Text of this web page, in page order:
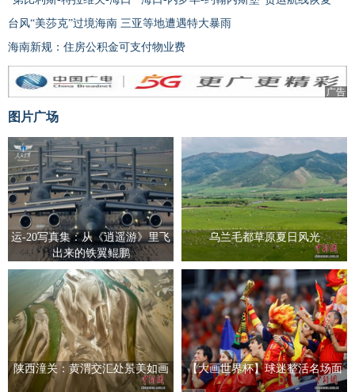
台风“美莎克”过境海南 三亚等地遭遇特大暴雨
海南新规：住房公积金可支付物业费
广告
图片广场
运-20写真集：从《逍遥游》里飞
出来的铁翼鲲鹏
乌兰毛都草原夏日风光
陕西潼关：黄渭交汇处景美如画 【大画世界杯】球迷整活名场面